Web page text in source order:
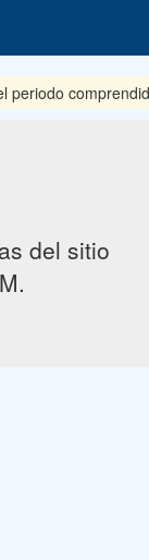
comprendido
del sitio